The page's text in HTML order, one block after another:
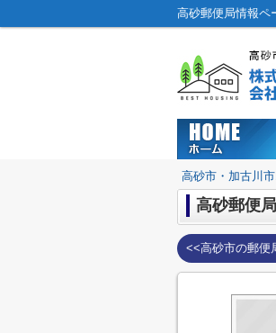
高砂郵便局情報ペ
高砂市・加古川
高砂郵便局
<<高砂市の郵便